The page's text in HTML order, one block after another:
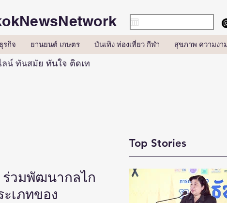
รกิจ ยานยนต์ เกษตร บันเทิง ท่องเที่ยว กีฬา สุขภาพ ความงา
ลน์ ทันสมัย ทันใจ ติดเท
วมพัฒนากลไก
เภทของ
Top Stories